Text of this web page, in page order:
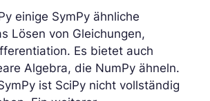
einige SymPy ähnliche
Lösen von Gleichungen,
Es bietet auch
Algebra, die NumPy ähneln.
ist SciPy nicht vollständig